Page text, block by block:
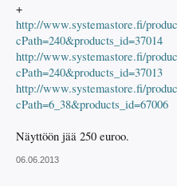
+
http://www.systemastore.fi/
cPath=240&products_id=37014
http://www.systemastore.fi/
cPath=240&products_id=37013
http://www.systemastore.fi/
cPath=6_38&products_id=67006
Näyttöön jää 250 euroo.
06.06.2013